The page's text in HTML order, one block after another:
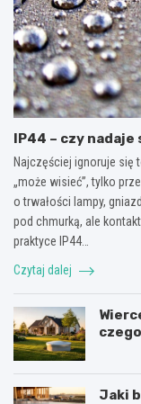
IP44 – czy
Najczęściej ignoruje się
„może wisieć”, tylko
o trwałości lampy,
pod chmurką, ale
praktyce IP44…
Czytaj dalej
Jaki